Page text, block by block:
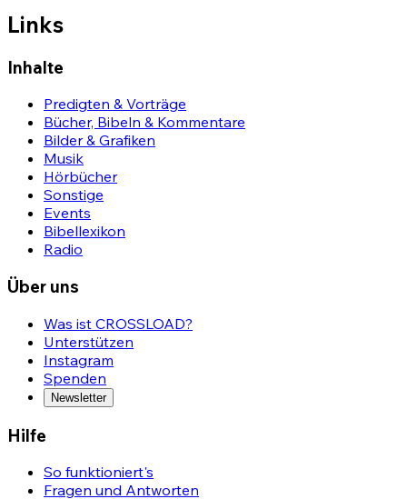
Links
Inhalte
Predigten & Vorträge
Bücher, Bibeln & Kommentare
Bilder & Grafiken
Musik
Hörbücher
Sonstige
Events
Bibellexikon
Radio
Über uns
Was ist CROSSLOAD?
Unterstützen
Instagram
Spenden
Newsletter
Hilfe
So funktioniert's
Fragen und Antworten